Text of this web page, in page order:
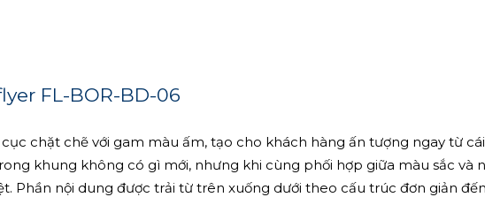
FL-BOR-BD-06
cục chặt chẽ với gam màu ấm, tạo cho khách hàng ấn tượng ngay từ
khung không có gì mới, nhưng khi cùng phối hợp giữa màu sắc và
Phần nội dung được trải từ trên xuống dưới theo cấu trúc đơn giản